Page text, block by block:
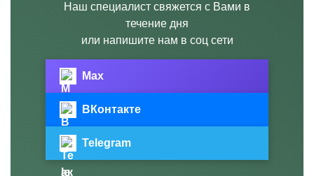
Наш специалист свяжется с Вами в
течение дня
или напишите нам в соц сети
Max
ВКонтакте
Telegram